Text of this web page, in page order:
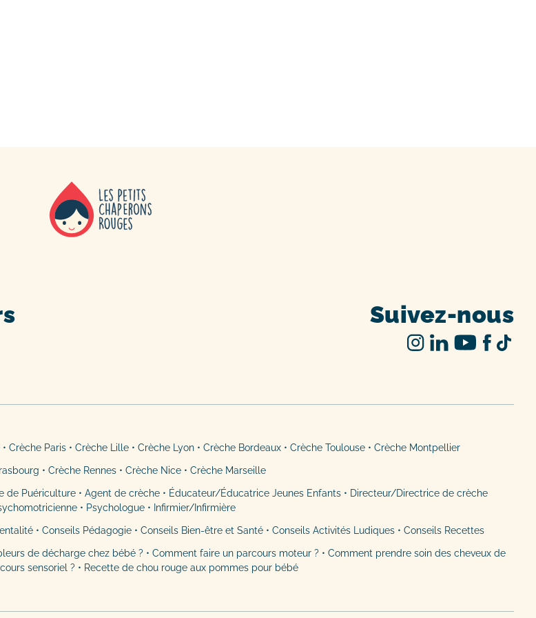
Suivez-nous
• Crèche Paris • Crèche Lille • Crèche Lyon • Crèche Bordeaux • Crèche Toulouse • Crèche Montpellier
• Crèche Rennes • Crèche Nice • Crèche Marseille
de Puériculture • Agent de crèche • Éducateur/Éducatrice Jeunes Enfants • Directeur/Directrice de crèche
• Psychologue • Infirmier/Infirmière
• Conseils Pédagogie • Conseils Bien-être et Santé • Conseils Activités Ludiques • Conseils Recettes
de décharge chez bébé ? • Comment faire un parcours moteur ? • Comment prendre soin des cheveux de
sensoriel ? • Recette de chou rouge aux pommes pour bébé